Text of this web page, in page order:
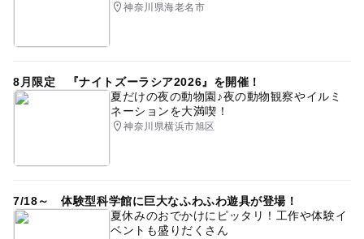
神奈川県海老名市
8月限定 『ナイトズーラシア2026』を開催！
夏だけの夜の動物園♪夜の動物観察やイルミ
ネーションを大満喫！
神奈川県横浜市旭区
7/18～ 体験型科学館に巨大なふわふわ遊具が登場！
夏休みのおでかけにピッタリ！工作や体験イ
ベントも盛りだくさん